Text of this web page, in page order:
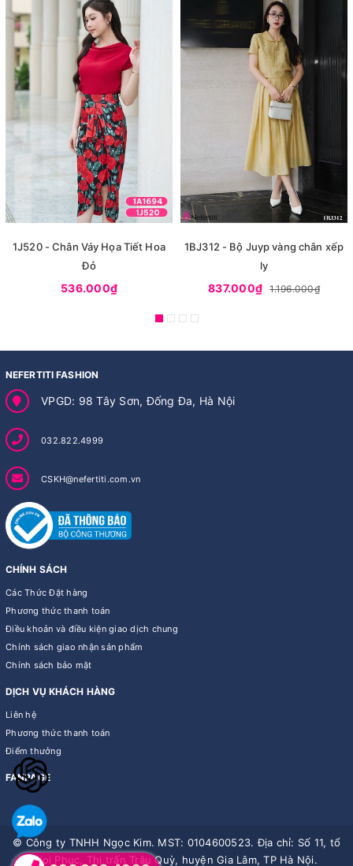
1J520 - Chân Váy Họa Tiết Hoa
Đỏ
536.000₫
1BJ312 - Bộ Juyp vàng chân xếp
ly
837.000₫ 1.196.000₫
NEFERTITI FASHION
VPGD: 98 Tây Sơn, Đống Đa, Hà Nội
032.822.4999
CSKH@nefertiti.com.vn
CHÍNH SÁCH
Các Thức Đặt hàng
Phương thức thanh toán
Điều khoản và điều kiện giao dịch chung
Chính sách giao nhận sản phẩm
Chính sách bảo mật
DỊCH VỤ KHÁCH HÀNG
Liên hệ
Phương thức thanh toán
Điểm thưởng
FANPAGE
© Công ty TNHH Ngọc Kim. MST: 0104600523. Địa chỉ: Số 11, tổ
Voi Phục, Thị trấn Trâu Quỳ, huyện Gia Lâm, TP Hà Nội.